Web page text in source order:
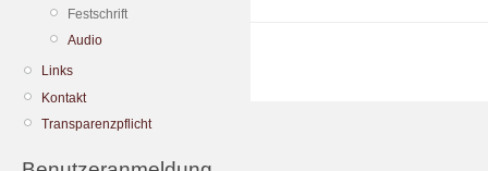
Festschrift
Audio
Links
Kontakt
Transparenzpflicht